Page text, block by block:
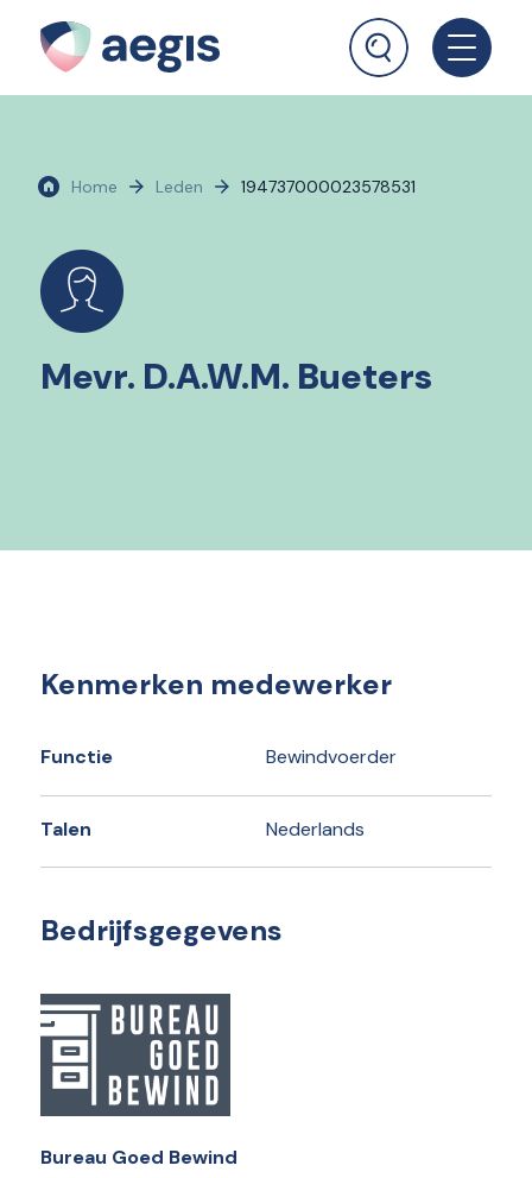
Home Leden 194737000023578531
Mevr. D.A.W.M. Bueters
Kenmerken medewerker
Functie Bewindvoerder
Talen Nederlands
Bedrijfsgegevens
Bureau Goed Bewind